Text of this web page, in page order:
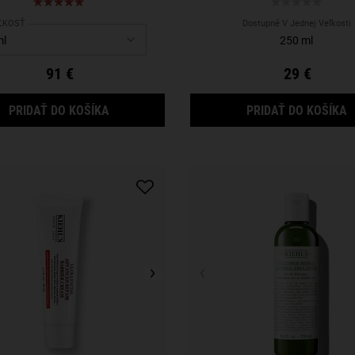
a
91 €
PRIDAŤ DO KOŠÍKA MIDNIGHT RECOVERY CONCENTRATE
Dostupné V Jednej Veľkosti
250 ml
29 €
PRIDAŤ DO KOŠÍKA